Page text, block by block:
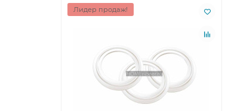
Лидер продаж!